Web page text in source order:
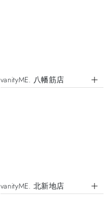
vanityME. 八幡筋店
vanityME. 北新地店